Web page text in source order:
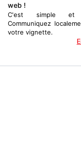
web !
C'est simple
Communiquez
votre vignette.